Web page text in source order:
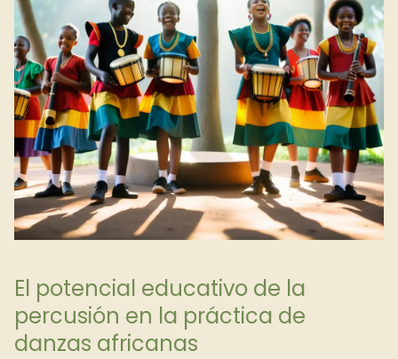
El potencial educativo de la
percusión en la práctica de
danzas africanas